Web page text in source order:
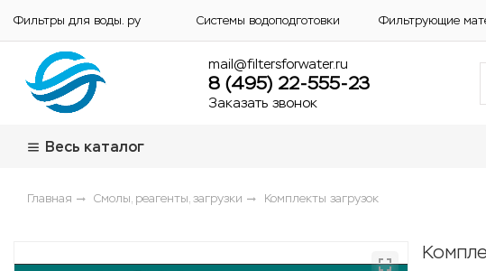
Фильтры для воды. ру Системы водоподготовки Фильтрующие
mail@filtersforwater.ru
8 (495) 22-555-23
Заказать звонок
Весь каталог
Главная Смолы, реагенты, загрузки Комплекты загрузок